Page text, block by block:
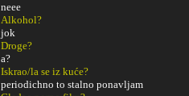
neee
Alkohol?
jok
Droge?
a?
Iskrao/la se iz kuće?
periodichno to stalno ponavljam